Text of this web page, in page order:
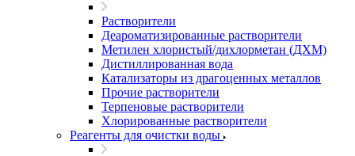
Растворители
Деароматизированные растворители
Метилен хлористый/дихлорметан (ДХМ)
Дистиллированная вода
Катализаторы из драгоценных металлов
Прочие растворители
Терпеновые растворители
Хлорированные растворители
Реагенты для очистки воды